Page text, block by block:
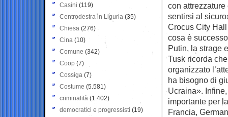
con
sentirsi al
Crocus City
cosa è
Putin, la strage
Tusk ricorda
organizzato
ha bisogno di
Ucraina».
importante per
Francia,
Casini (119)
Centrodestra in Liguria (35)
Chiesa (276)
Cina (10)
Comune (342)
Coop (7)
Cossiga (7)
Costume (5.581)
criminalità (1.402)
democratici e progressisti (19)